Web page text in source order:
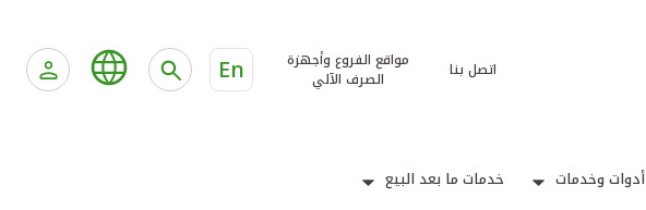
اتصل بنا
مواقع الفروع وأجهزة
الصرف الآلي
En
أدوات وخدمات خدمات ما بعد البيع